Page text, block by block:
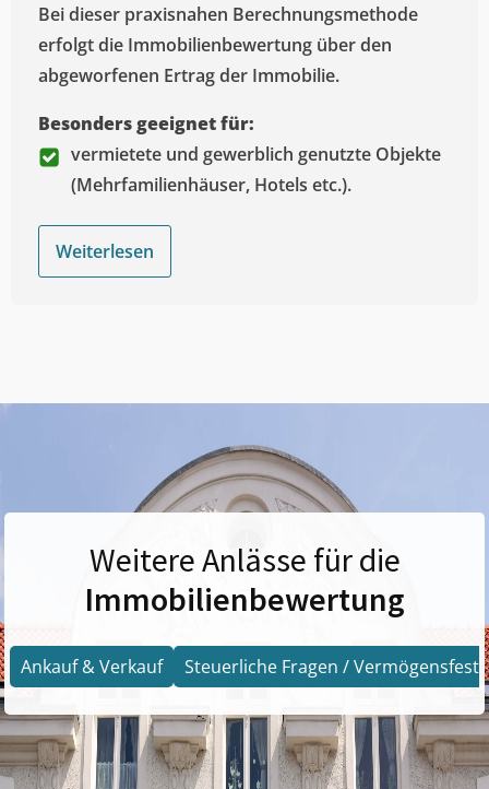
Bei dieser praxisnahen Berechnungsmethode
erfolgt die Immobilienbewertung über den
abgeworfenen Ertrag der Immobilie.
Besonders geeignet für:
vermietete und gewerblich genutzte Objekte
(Mehrfamilienhäuser, Hotels etc.).
Weiterlesen
Weitere Anlässe für die
Immobilienbewertung
Ankauf & Verkauf Steuerliche Fragen /